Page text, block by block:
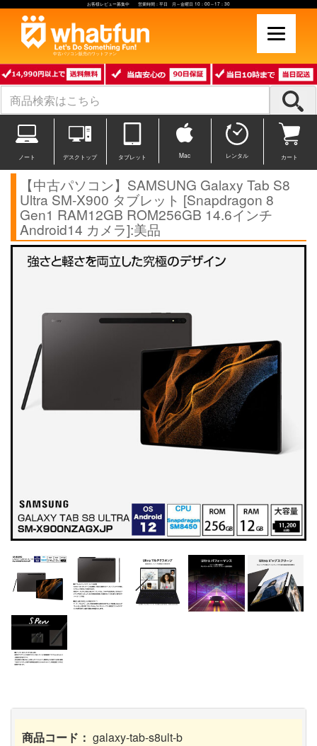
お客様レビュー募集中 営業時間：平日 月～金曜日 10：00～17：30
中古パソコン販売のワットファン
ノート デスクトップ タブレット Mac レンタル カート
【中古パソコン】SAMSUNG Galaxy Tab S8
Ultra SM-X900 タブレット [Snapdragon 8
Gen1 RAM12GB ROM256GB 14.6インチ
Android14 カメラ]:美品
商品コード： galaxy-tab-s8ult-b